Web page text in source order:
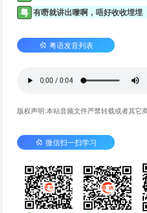
粤 有嘢就讲出嚟啊，唔好收收埋埋
粤语发音列表
版权声明:本站音频文件严禁转载或者其它
微信扫一扫学习